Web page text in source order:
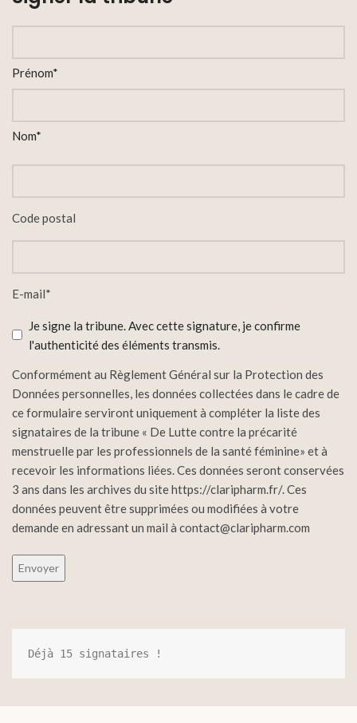
Nom
Prénom*
Nom*
postal
Code postal
mail
(Nécessaire)
E-mail*
Sans
titre
Je signe la tribune. Avec cette signature, je confirme
l'authenticité des éléments transmis.
Conformément au Règlement Général sur la Protection des
Données personnelles, les données collectées dans le cadre de
ce formulaire serviront uniquement à compléter la liste des
signataires de la tribune « De Lutte contre la précarité
menstruelle par les professionnels de la santé féminine» et à
recevoir les informations liées. Ces données seront conservées
3 ans dans les archives du site https://claripharm.fr/. Ces
données peuvent être supprimées ou modifiées à votre
demande en adressant un mail à contact@claripharm.com
Déjà 15 signataires !